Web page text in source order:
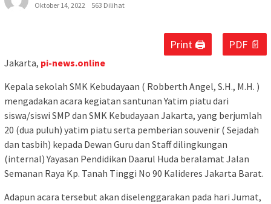
Oktober 14, 2022
563 Dilihat
Print 🖨 PDF 📄
Jakarta, pi-news.online
Kepala sekolah SMK Kebudayaan ( Robberth Angel, S.H., M.H. )
mengadakan acara kegiatan santunan Yatim piatu dari
siswa/siswi SMP dan SMK Kebudayaan Jakarta, yang berjumlah
20 (dua puluh) yatim piatu serta pemberian souvenir ( Sejadah
dan tasbih) kepada Dewan Guru dan Staff dilingkungan
(internal) Yayasan Pendidikan Daarul Huda beralamat Jalan
Semanan Raya Kp. Tanah Tinggi No 90 Kalideres Jakarta Barat.
Adapun acara tersebut akan diselenggarakan pada hari Jumat,